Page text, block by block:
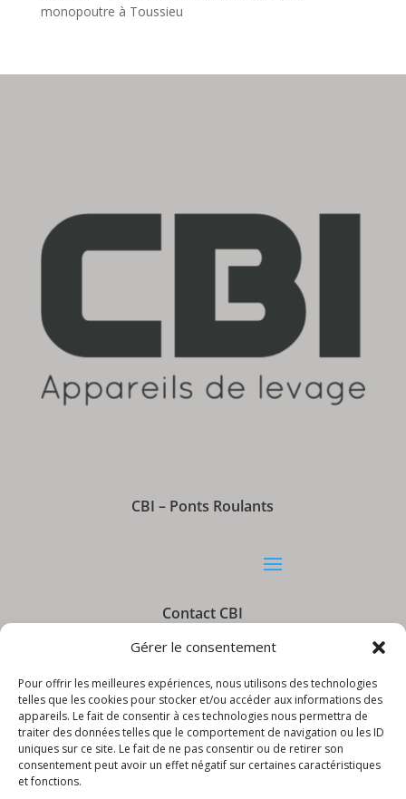
Gérer le consentement
Pour offrir les meilleures expériences, nous utilisons des technologies
telles que les cookies pour stocker et/ou accéder aux informations des
appareils. Le fait de consentir à ces technologies nous permettra de
traiter des données telles que le comportement de navigation ou les ID
uniques sur ce site. Le fait de ne pas consentir ou de retirer son
consentement peut avoir un effet négatif sur certaines caractéristiques
et fonctions.
monopoutre à Toussieu
CBI – Ponts Roulants
Contact CBI
Informations CBI